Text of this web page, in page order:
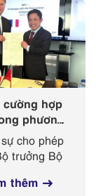
cường hợp
phương
Sở hữu
với Viện
công
Cộng
cho phép
trưởng Bộ
nghệ, từ
thêm